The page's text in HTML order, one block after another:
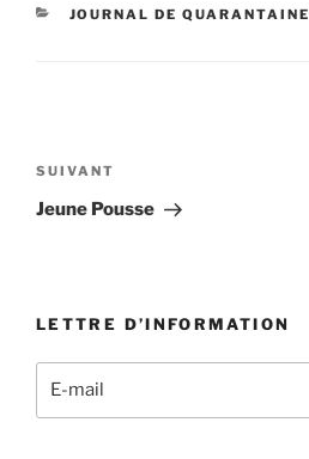
CATÉGORIES
JOURNAL DE QUARANTAINE
de
l’article
Article
suivant
SUIVANT
Jeune Pousse
LETTRE D’INFORMATION